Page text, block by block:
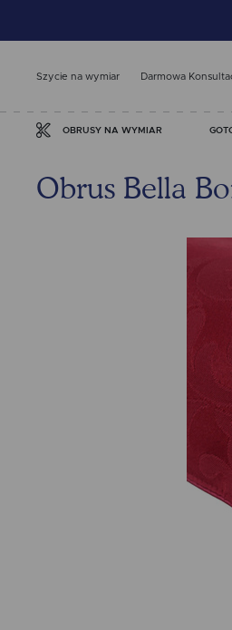
Szycie na wymiar Darmowa
OBRUSY NA WYMIAR
Obrus Bella